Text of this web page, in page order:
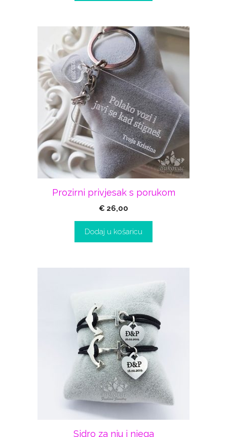
Prozirni privjesak s porukom
€ 26,00
Dodaj u košaricu
Sidro za nju i njega